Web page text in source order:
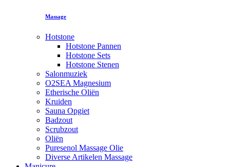
Massage
Hotstone
Hotstone Pannen
Hotstone Sets
Hotstone Stenen
Salonmuziek
O2SEA Magnesium
Etherische Oliën
Kruiden
Sauna Opgiet
Badzout
Scrubzout
Oliën
Puresenol Massage Olie
Diverse Artikelen Massage